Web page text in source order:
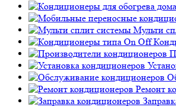
Мульти
Ремонт